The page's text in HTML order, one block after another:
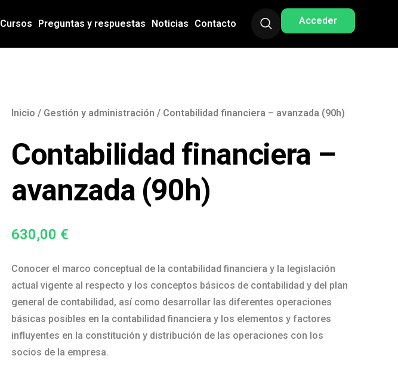
Cursos Preguntas y respuestas Noticias Contacto Acceder
Inicio / Gestión y administración / Contabilidad financiera – avanzada (90h)
Contabilidad financiera –
avanzada (90h)
630,00 €
Conocer el marco conceptual de la contabilidad financiera y la legislación
actual vigente al respecto y los conceptos básicos de contabilidad y del plan
general de contabilidad, así como desarrollar las diferentes operaciones
básicas posibles en la contabilidad financiera y los elementos y factores
influyentes en la constitución y distribución de las operaciones con los
socios de la empresa.